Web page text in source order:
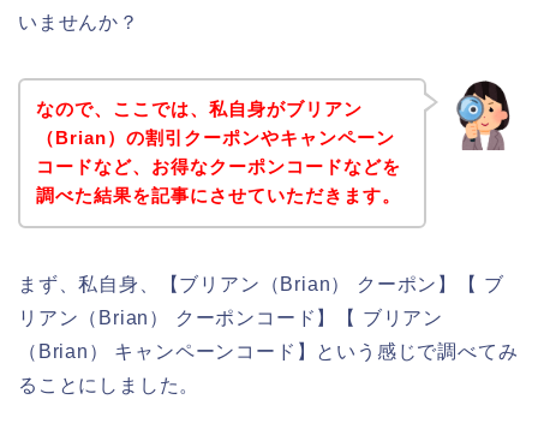
いませんか？
なので、ここでは、私自身がブリアン
（Brian）の割引クーポンやキャンペーン
コードなど、お得なクーポンコードなどを
調べた結果を記事にさせていただきます。
まず、私自身、【ブリアン（Brian） クーポン】【 ブ
リアン（Brian） クーポンコード】【 ブリアン
（Brian） キャンペーンコード】という感じで調べてみ
ることにしました。